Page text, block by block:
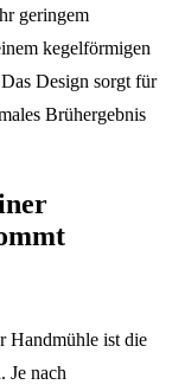
geringem
kegelförmigen
Design sorgt für
Brühergebnis
Handmühle ist die
Je nach